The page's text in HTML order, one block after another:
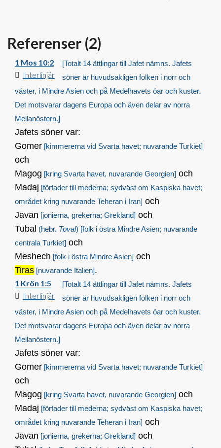
Referenser (2)
1 Mos 10:2
Interlinjär
[Totalt 14 ättlingar till Jafet nämns. Jafets
söner är huvudsakligen folken i norr och
väster, i Mindre Asien och på Medelhavets öar och kuster.
Det motsvarar dagens Europa och även delar av norra
Mellanöstern.]
Jafets söner var:
Gomer [kimmererna vid Svarta havet; nuvarande Turkiet]
och
Magog [kring Svarta havet, nuvarande Georgien] och
Madaj [förfader till mederna; sydväst om Kaspiska havet;
området kring nuvarande Teheran i Iran] och
Javan [jonierna, grekerna; Grekland] och
Tubal (hebr. Toval) [folk i östra Mindre Asien; nuvarande
centrala Turkiet] och
Meshech [folk i östra Mindre Asien] och
Tiras [nuvarande Italien].
1 Krön 1:5
Interlinjär
[Totalt 14 ättlingar till Jafet nämns. Jafets
söner är huvudsakligen folken i norr och
väster, i Mindre Asien och på Medelhavets öar och kuster.
Det motsvarar dagens Europa och även delar av norra
Mellanöstern.]
Jafets söner var:
Gomer [kimmererna vid Svarta havet; nuvarande Turkiet]
och
Magog [kring Svarta havet, nuvarande Georgien] och
Madaj [förfader till mederna; sydväst om Kaspiska havet;
området kring nuvarande Teheran i Iran] och
Javan [jonierna, grekerna; Grekland] och